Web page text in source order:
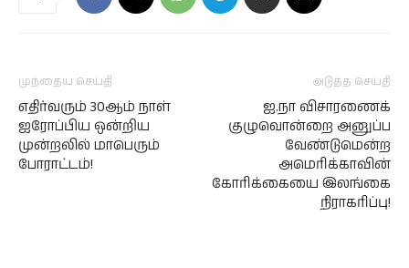
முந்தைய செய்தி
எதிர்வரும் 30ஆம் நாள்
ஐரோப்பிய ஒன்றிய
முன்றலில் மாபெரும்
போராட்டம்!
அடுத்த செய்தி
ஐ.நா விசாரணைக்
குழுவொன்றை அனுப்ப
வேண்டுமென்ற
அமெரிக்காவின்
கோரிக்கையை இலங்கை
நிராகரிப்பு!